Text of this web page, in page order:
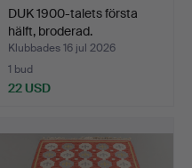
DUK 1900-talets första
hälft, broderad.
Klubbades 16 jul 2026
1 bud
22 USD